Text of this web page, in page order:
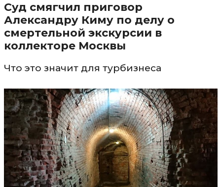
Суд смягчил приговор
Александру Киму по делу о
смертельной экскурсии в
коллекторе Москвы
Что это значит для турбизнеса